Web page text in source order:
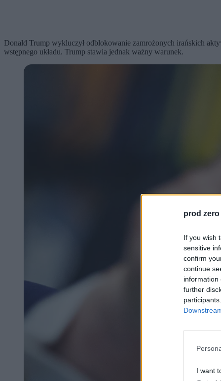
prod zero
If you wish
sensitive
confirm
continue
information
further
I want
Donald Trump wykluczył odblokowanie zamrożonych irańskich
wstępnego układu. Trump stawia jednak ważny warunek.